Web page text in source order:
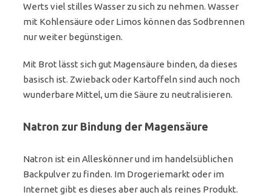
Werts viel stilles Wasser zu sich zu nehmen. Wasser
mit Kohlensäure oder Limos können das Sodbrennen
nur weiter begünstigen.
Mit Brot lässt sich gut Magensäure binden, da dieses
basisch ist. Zwieback oder Kartoffeln sind auch noch
wunderbare Mittel, um die Säure zu neutralisieren.
Natron zur Bindung der Magensäure
Natron ist ein Alleskönner und im handelsüblichen
Backpulver zu finden. Im Drogeriemarkt oder im
Internet gibt es dieses aber auch als reines Produkt.